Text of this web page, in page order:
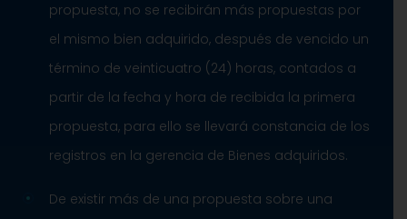
propuesta, no se recibirán más propuestas por
el mismo bien adquirido, después de vencido un
término de veinticuatro (24) horas, contados a
partir de la fecha y hora de recibida la primera
propuesta, para ello se llevará constancia de los
registros en la gerencia de Bienes adquiridos.
De existir más de una propuesta sobre una